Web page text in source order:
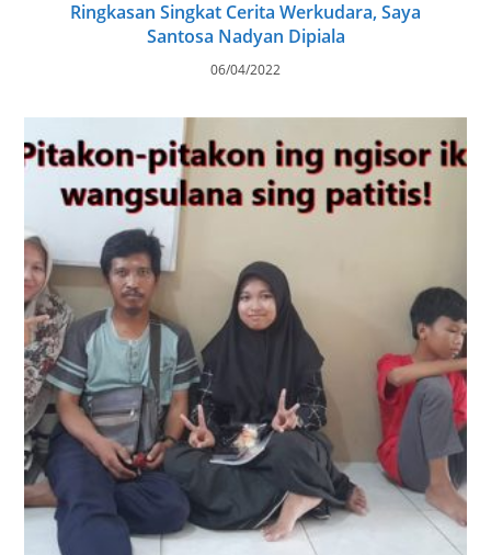
Ringkasan Singkat Cerita Werkudara, Saya
Santosa Nadyan Dipiala
06/04/2022